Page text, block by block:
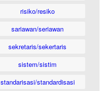
risiko/resiko
sariawan/seriawan
sekretaris/sekertaris
sistem/sistim
standarisasi/standardisasi